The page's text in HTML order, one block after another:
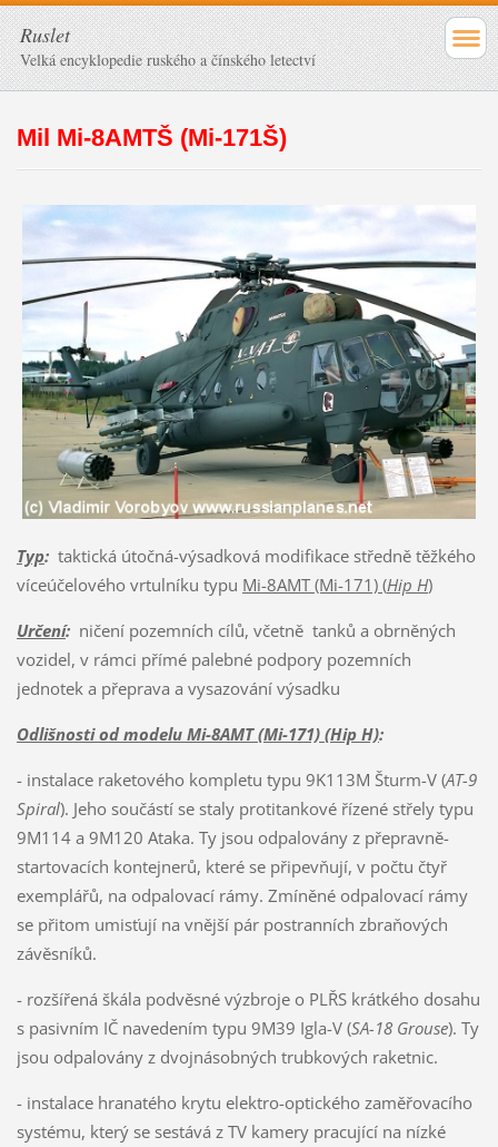
Ruslet
Velká encyklopedie ruského a čínského letectví
Mil Mi-8AMTŠ (Mi-171Š)
Typ:taktická útočná-výsadková modifikace středně těžkého
víceúčelového vrtulníku typu Mi-8AMT (Mi-171) (Hip H)
Určení:ničení pozemních cílů, včetně tanků a obrněných
vozidel, v rámci přímé palebné podpory pozemních
jednotek a přeprava a vysazování výsadku
Odlišnosti od modelu Mi-8AMT (Mi-171) (Hip H):
- instalace raketového kompletu typu 9K113M Šturm-V (AT-9
Spiral). Jeho součástí se staly protitankové řízené střely typu
9M114 a 9M120 Ataka. Ty jsou odpalovány z přepravně-
startovacích kontejnerů, které se připevňují, v počtu čtyř
exemplářů, na odpalovací rámy. Zmíněné odpalovací rámy
se přitom umisťují na vnější pár postranních zbraňových
závěsníků.
- rozšířená škála podvěsné výzbroje o PLŘS krátkého dosahu
s pasivním IČ navedením typu 9M39 Igla-V (SA-18 Grouse). Ty
jsou odpalovány z dvojnásobných trubkových raketnic.
- instalace hranatého krytu elektro-optického zaměřovacího
systému, který se sestává z TV kamery pracující na nízké